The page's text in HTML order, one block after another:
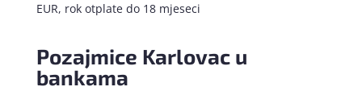
EUR, rok otplate do 18 mjeseci
Pozajmice Karlovac u
bankama